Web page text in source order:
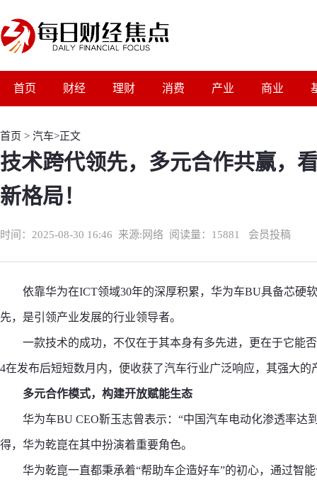
首页 财经 理财 消费 产业 商业
首页 > 汽车>正文
技术跨代领先，多元合作共赢，
新格局！
时间：2025-08-30 16:46 来源: 网络 阅读量：15881 会员投稿
依靠华为在ICT领域30年的深厚积累，华为车BU具备芯硬
先，是引领产业发展的行业领导者。
一款技术的成功，不仅在于其本身有多先进，更在于它能
4在发布后短短数月内，便收获了汽车行业广泛响应，其强大的
多元合作模式，构建开放赋能生态
华为车BU CEO靳玉志曾表示：“中国汽车电动化渗透率达
得，华为乾崑在其中扮演着重要角色。
华为乾崑一直都秉承着“帮助车企造好车”的初心，通过智